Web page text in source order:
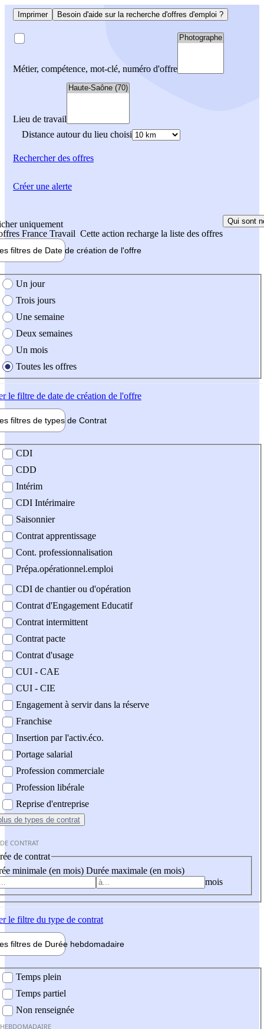
Imprimer Besoin d'aide sur la recherche d'offres d'emploi ?
Métier, compétence, mot-clé, numéro d'offre
Lieu de travail
Distance autour du lieu choisi
Rechercherdes offres
uniquement
France Travail Cette action recharge la liste des offres
Qui sont
filtres de Date de création de l'offre
création de l'offre
Un jour
Trois jours
Une semaine
Deux semaines
Un mois
Toutes les offres
le filtre de date de création de l'offre
filtres de types de Contrat
contrat
CDI
CDD
Intérim
CDI Intérimaire
Saisonnier
Contrat apprentissage
Cont. professionnalisation
Prépa.opérationnel.emploi
CDI de chantier ou d'opération
Contrat d'Engagement Educatif
Contrat intermittent
Contrat pacte
Contrat d'usage
CUI - CAE
CUI - CIE
Engagement à servir dans la réserve
Franchise
Insertion par l'activ.éco.
Portage salarial
Profession commerciale
Profession libérale
Reprise d'entreprise
de types de contrat
CONTRAT
de contrat
minimale (en mois) Durée maximale (en mois)
mois
le filtre du type de contrat
filtres de Durée hebdomadaire
Temps plein
Temps partiel
Non renseignée
Créer une alerte